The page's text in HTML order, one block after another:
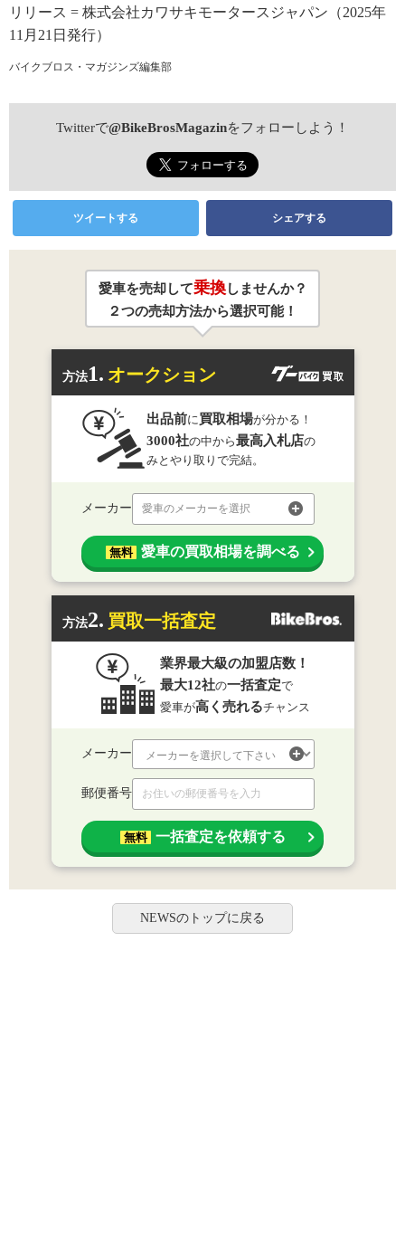
リリース = 株式会社カワサキモータースジャパン（2025年
11月21日発行）
バイクブロス・マガジンズ編集部
Twitterで@BikeBrosMagazinをフォローしよう！
ツイートする シェアする
愛車を売却して乗換しませんか？
２つの売却方法から選択可能！
方法1. オークション
出品前に 買取相場が分かる！
3000社の中から最高入札店の
みとやり取りで完結。
メーカー 愛車のメーカーを選択
無料 愛車の買取相場を調べる
方法2. 買取一括査定
業界最大級の加盟店数！
最大12社の一括査定で
愛車が高く売れるチャンス
メーカー
郵便番号
無料 一括査定を依頼する
NEWSのトップに戻る